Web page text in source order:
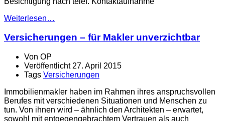
Weiterlesen…
Versicherungen – für Makler unverzichtbar
Von OP
Veröffentlicht27. April 2015
Tags Versicherungen
Immobilienmakler haben im Rahmen ihres anspruchsvollen
Berufes mit verschiedenen Situationen und Menschen zu
tun. Von ihnen wird – ähnlich den Architekten – erwartet,
sowohl mit entgegengebrachtem Vertrauen als auch